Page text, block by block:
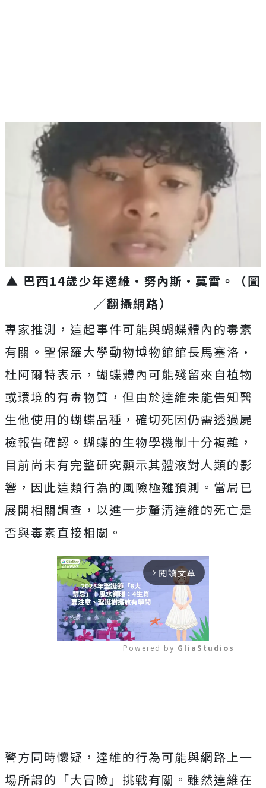
▲ 巴西14歲少年達維·努內斯·莫雷。（圖
／翻攝網路）
專家推測，這起事件可能與蝴蝶體內的毒素
有關。聖保羅大學動物博物館館長馬塞洛·
杜阿爾特表示，蝴蝶體內可能殘留來自植物
或環境的有毒物質，但由於達維未能告知醫
生他使用的蝴蝶品種，確切死因仍需透過屍
檢報告確認。蝴蝶的生物學機制十分複雜，
目前尚未有完整研究顯示其體液對人類的影
響，因此這類行為的風險極難預測。當局已
展開相關調查，以進一步釐清達維的死亡是
否與毒素直接相關。
arrow_forward_ios 閱讀文章
Powered by GliaStudios
警方同時懷疑，達維的行為可能與網路上一
場所謂的「大冒險」挑戰有關。雖然達維在